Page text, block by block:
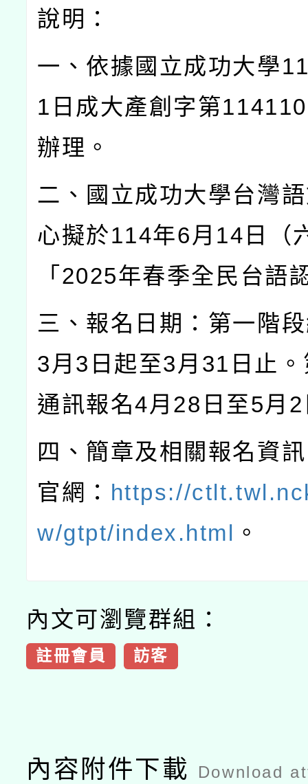
說明：
一、依據國立成功大學
1 日成大產創字第
辦理。
二、國立成功大學台灣
心擬於114年6月 14 日（
「 2025年春季全民台語
三、報名日期：第一階
3月 3 日起至3月 31 日止
通訊報名4月 28 日至5月 2
四、簡章及相關報名資
官網： https://
w/gtpt/index.html 。
內文可瀏覽群組：
註冊會員 訪客
內容附件下載 Download